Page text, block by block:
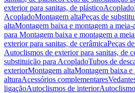
exterior para sanitas, de plásticoAcoplado
AcopladoMontagem altaPeças de
altaMontagem baixa e montagem a meia-
para Montagem baixa e montagem a
exterior para sanitas, de cerâmicaPeças
Autoclismos de exterior para sanitas, de
substituição para AcopladoTubos de
exteriorMontagem altaMontagem baixa e
alturaAcessórios complementares
ligaçãoAutoclismos de interior